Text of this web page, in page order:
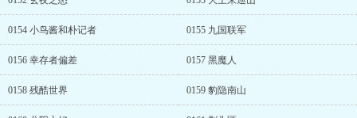
0154 小鸟酱和朴记者 0155 九国联军
0156 幸存者偏差 0157 黑魔人
0158 残酷世界 0159 豹隐南山